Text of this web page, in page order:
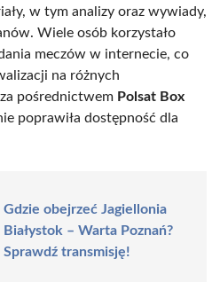
w tym analizy oraz wywiady,
Wiele osób korzystało
meczów w internecie, co
na różnych
pośrednictwem Polsat Box
poprawiła dostępność dla
Gdzie obejrzeć Jagiellonia
Białystok – Warta Poznań?
Sprawdź transmisję!